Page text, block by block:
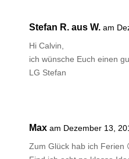
Stefan R. aus W. am
Hi Calvin,
ich wünsche Euch einen
LG Stefan
Max am Dezember 13,
Zum Glück hab ich Ferien